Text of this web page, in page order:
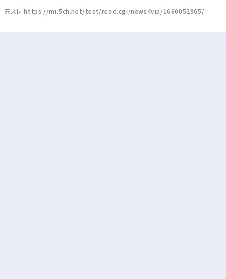
元スレ:https://mi.5ch.net/test/read.cgi/news4vip/1660052965/